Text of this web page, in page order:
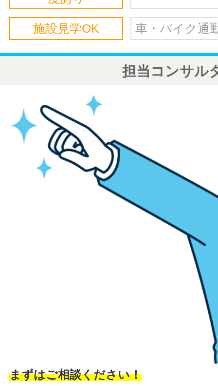
施設見学OK 車・バイク通
担当コンサル
まずはご相談ください！